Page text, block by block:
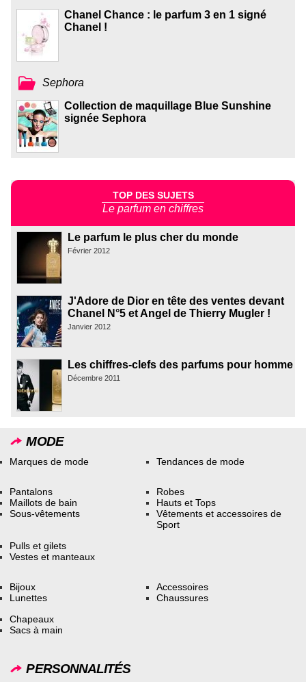
Chanel Chance : le parfum 3 en 1 signé
Chanel !
Sephora
Collection de maquillage Blue Sunshine
signée Sephora
TOP DES SUJETS
Le parfum en chiffres
Le parfum le plus cher du monde
Février 2012
J'Adore de Dior en tête des ventes devant
Chanel N°5 et Angel de Thierry Mugler !
Janvier 2012
Les chiffres-clefs des parfums pour homme
Décembre 2011
MODE
Marques de mode Tendances de mode
Pantalons
Maillots de bain
Sous-vêtements
Robes
Hauts et Tops
Vêtements et accessoires de
Sport
Pulls et gilets
Vestes et manteaux
Bijoux
Lunettes
Accessoires
Chaussures
Chapeaux
Sacs à main
PERSONNALITÉS